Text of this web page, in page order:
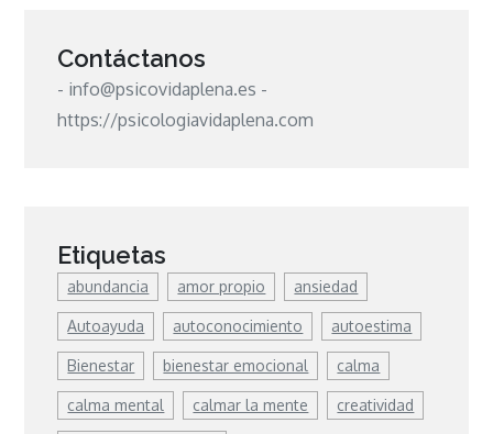
Contáctanos
- info@psicovidaplena.es -
https://psicologiavidaplena.com
Etiquetas
abundancia amor propio ansiedad
Autoayuda autoconocimiento autoestima
Bienestar bienestar emocional calma
calma mental calmar la mente creatividad